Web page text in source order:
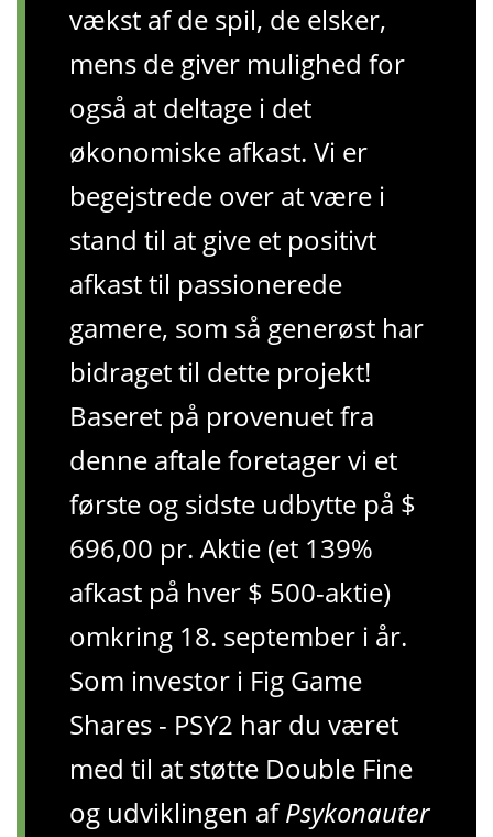
vækst af de spil, de elsker,
mens de giver mulighed for
også at deltage i det
økonomiske afkast. Vi er
begejstrede over at være i
stand til at give et positivt
afkast til passionerede
gamere, som så generøst har
bidraget til dette projekt!
Baseret på provenuet fra
denne aftale foretager vi et
første og sidste udbytte på $
696,00 pr. Aktie (et 139%
afkast på hver $ 500-aktie)
omkring 18. september i år.
Som investor i Fig Game
Shares - PSY2 har du været
med til at støtte Double Fine
og udviklingen afPsykonauter